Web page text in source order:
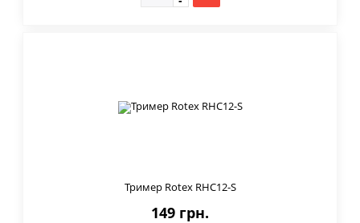
Тример Rotex RHC12-S
149 грн.